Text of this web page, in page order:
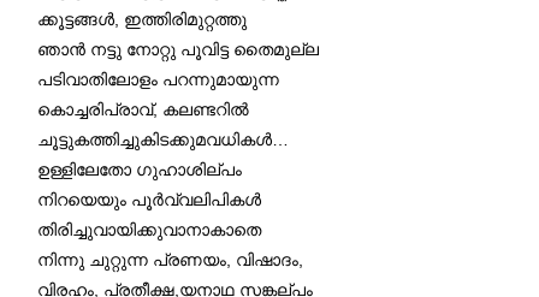
ക്കൂട്ടങ്ങള്‍, ഇത്തിരിമുറ്റത്തു
ഞാന്‍ നട്ടു നോറ്റു പൂവിട്ട തൈമുല്ല
പടിവാതിലോളം പറന്നുമായുന്ന
കൊച്ചരിപ്രാവ്, കലണ്ടറില്‍
ചൂട്ടുകത്തിച്ചുകിടക്കുമവധികള്‍…
ഉള്ളിലേതോ ഗുഹാശില്പം
നിറയെയും പൂര്‍വ്വലിപികള്‍
തിരിച്ചുവായിക്കുവാനാകാതെ
നിന്നു ചുറ്റുന്ന പ്രണയം, വിഷാദം,
വിരഹം, പ്രതീക്ഷ,യനാഥ സങ്കല്പം